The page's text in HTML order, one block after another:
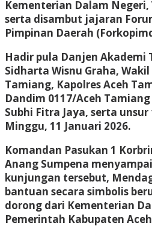
Kementerian Dalam Negeri,
serta disambut jajaran
Pimpinan Daerah
Hadir pula Danjen Akademi
Sidharta Wisnu Graha,
Tamiang, Kapolres Aceh
Dandim 0117/Aceh
Subhi Fitra Jaya, serta
Minggu, 11 Januari 2026.
Komandan Pasukan 1
Anang Sumpena
kunjungan tersebut,
bantuan secara simbolis
dorong dari Kementerian
Pemerintah Kabupaten